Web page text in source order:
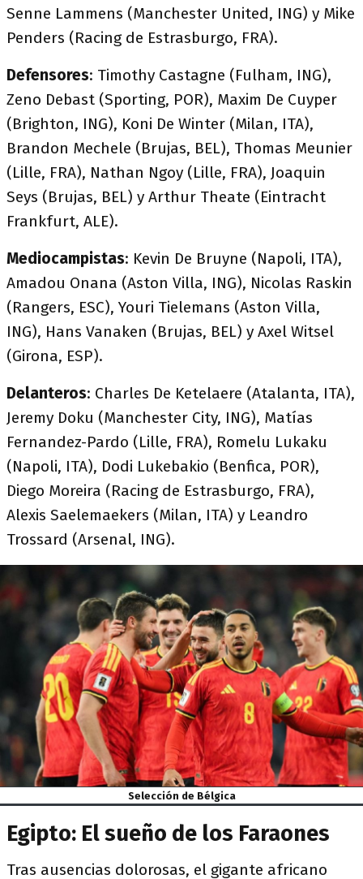
Senne Lammens (Manchester United, ING) y Mike
Penders (Racing de Estrasburgo, FRA).
Defensores: Timothy Castagne (Fulham, ING),
Zeno Debast (Sporting, POR), Maxim De Cuyper
(Brighton, ING), Koni De Winter (Milan, ITA),
Brandon Mechele (Brujas, BEL), Thomas Meunier
(Lille, FRA), Nathan Ngoy (Lille, FRA), Joaquin
Seys (Brujas, BEL) y Arthur Theate (Eintracht
Frankfurt, ALE).
Mediocampistas: Kevin De Bruyne (Napoli, ITA),
Amadou Onana (Aston Villa, ING), Nicolas Raskin
(Rangers, ESC), Youri Tielemans (Aston Villa,
ING), Hans Vanaken (Brujas, BEL) y Axel Witsel
(Girona, ESP).
Delanteros: Charles De Ketelaere (Atalanta, ITA),
Jeremy Doku (Manchester City, ING), Matías
Fernandez-Pardo (Lille, FRA), Romelu Lukaku
(Napoli, ITA), Dodi Lukebakio (Benfica, POR),
Diego Moreira (Racing de Estrasburgo, FRA),
Alexis Saelemaekers (Milan, ITA) y Leandro
Trossard (Arsenal, ING).
Selección de Bélgica
Egipto: El sueño de los Faraones
Tras ausencias dolorosas, el gigante africano